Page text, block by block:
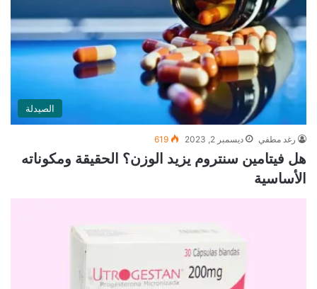
الصيدلة
رغد مطفي ديسمبر 2, 2023 619
هل فيتامين سنتروم يزيد الوزن؟ الحقيقة ومكوناته
الأساسية